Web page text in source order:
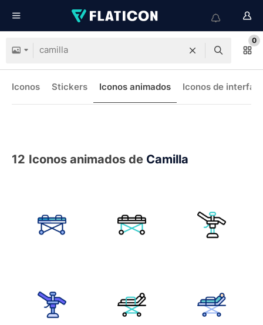
0
Iconos Stickers Iconos animados Iconos de interfaz
12 Iconos animados de Camilla